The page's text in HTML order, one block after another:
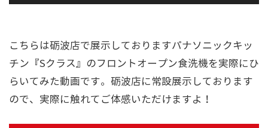
こちらは砺波店で展示しておりますパナソニックキッ
チン『Sクラス』のフロントオープン食洗機を実際にひ
らいてみた動画です。砺波店に常設展示しております
ので、実際に触れてご体感いただけますよ！